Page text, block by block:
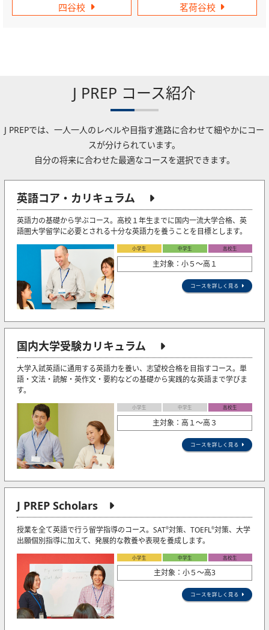
四谷校 茗荷谷校
J PREP コース紹介
J PREPでは、一人一人のレベルや目指す進路に合わせて細やかにコー
スが分けられています。
自分の将来に合わせた最適なコースを選択できます。
英語コア・カリキュラム
英語力の基礎から学ぶコース。高校１年生までに国内一流大学合格、英
語圏大学留学に必要とされる十分な英語力を養うことを目標とします。
小学生 中学生 高校生
主対象：小５〜高１
コースを詳しく見る
国内大学受験カリキュラム
大学入試英語に通用する英語力を養い、志望校合格を目指すコース。単
語・文法・読解・英作文・要約などの基礎から実践的な英語まで学びま
す。
小学生 中学生 高校生
主対象：高１～高３
コースを詳しく見る
J PREP Scholars
授業を全て英語で行う留学指導のコース。SAT®対策、TOEFL®対策、大学
出願個別指導に加えて、発展的な教養や表現を養成します。
小学生 中学生 高校生
主対象：小５〜高3
コースを詳しく見る